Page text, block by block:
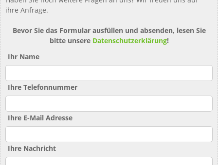
ihre Anfrage.
Bevor Sie das Formular ausfüllen und absenden, lesen Sie
bitte unsere Datenschutzerklärung!
Ihr Name
Ihre Telefonnummer
Ihre E-Mail Adresse
Ihre Nachricht